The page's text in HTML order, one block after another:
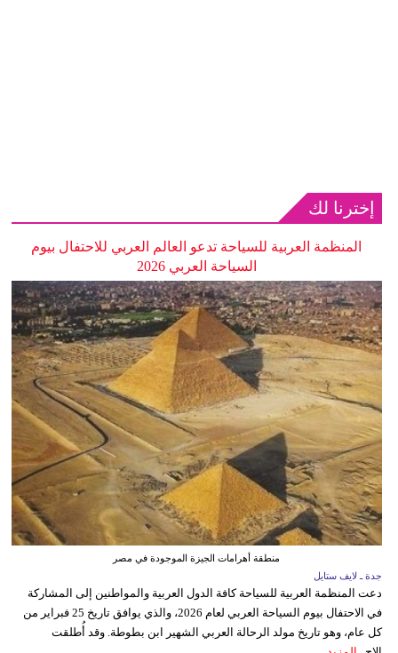
إخترنا لك
المنظمة العربية للسياحة تدعو العالم العربي للاحتفال بيوم
السياحة العربي 2026
منطقة أهرامات الجيزة الموجودة في مصر
جدة ـ لايف ستايل
دعت المنظمة العربية للسياحة كافة الدول العربية والمواطنين إلى المشاركة
في الاحتفال بيوم السياحة العربي لعام 2026، والذي يوافق تاريخ 25 فبراير من
كل عام، وهو تاريخ مولد الرحالة العربي الشهير ابن بطوطة. وقد أُطلقت